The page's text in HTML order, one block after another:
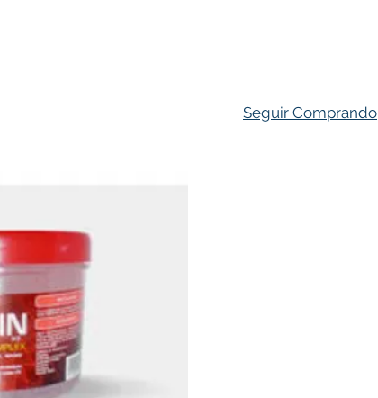
Seguir Comprando